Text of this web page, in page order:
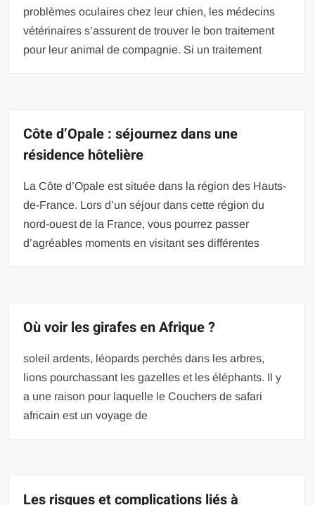
problèmes oculaires chez leur chien, les médecins
vétérinaires s’assurent de trouver le bon traitement
pour leur animal de compagnie. Si un traitement
Côte d’Opale : séjournez dans une
résidence hôtelière
La Côte d’Opale est située dans la région des Hauts-
de-France. Lors d’un séjour dans cette région du
nord-ouest de la France, vous pourrez passer
d’agréables moments en visitant ses différentes
Où voir les girafes en Afrique ?
soleil ardents, léopards perchés dans les arbres,
lions pourchassant les gazelles et les éléphants. Il y
a une raison pour laquelle le Couchers de safari
africain est un voyage de
Les risques et complications liés à